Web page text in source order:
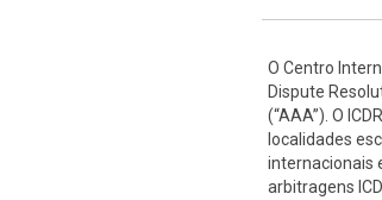
O Centro
Dispute
(“AAA”). O
localidades
internacionais
arbitragens